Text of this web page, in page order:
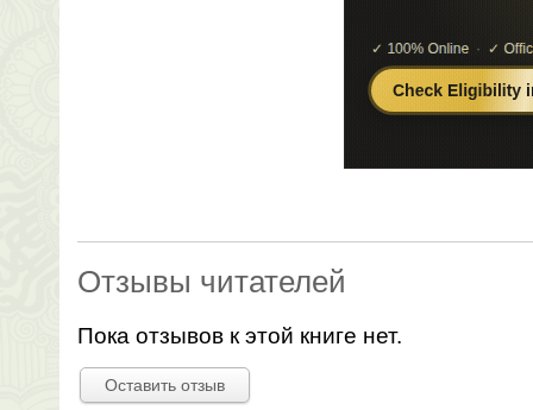
Отзывы читателей
Пока отзывов к этой книге нет.
Оставить отзыв